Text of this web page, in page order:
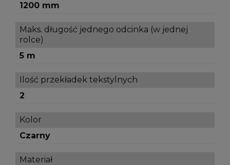
1200 mm
Maks. długość jednego odcinka (w jednej
rolce)
5 m
Ilość przekładek tekstylnych
2
Kolor
Czarny
Materiał